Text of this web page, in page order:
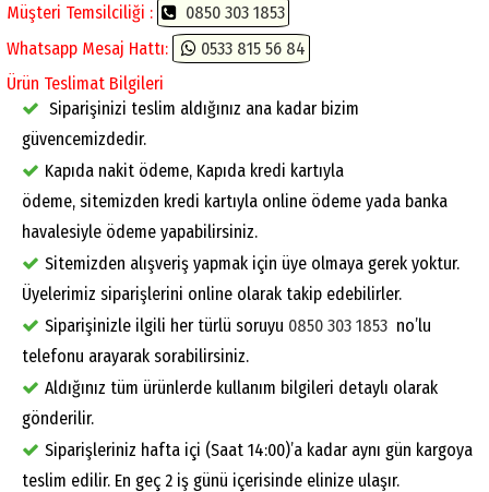
Müşteri Temsilciliği :
0850 303 1853
Whatsapp Mesaj Hattı:
0533 815 56 84
Ürün Teslimat Bilgileri
Siparişinizi teslim aldığınız ana kadar bizim
güvencemizdedir.
Kapıda nakit ödeme, Kapıda kredi kartıyla
ödeme, sitemizden kredi kartıyla online ödeme yada banka
havalesiyle ödeme yapabilirsiniz.
Sitemizden alışveriş yapmak için üye olmaya gerek yoktur.
Üyelerimiz siparişlerini online olarak takip edebilirler.
Siparişinizle ilgili her türlü soruyu 0850 303 1853 no’lu
telefonu arayarak sorabilirsiniz.
Aldığınız tüm ürünlerde kullanım bilgileri detaylı olarak
gönderilir.
Siparişleriniz hafta içi (Saat 14:00)’a kadar aynı gün kargoya
teslim edilir. En geç 2 iş günü içerisinde elinize ulaşır.